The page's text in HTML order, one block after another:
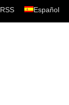
RSS Español